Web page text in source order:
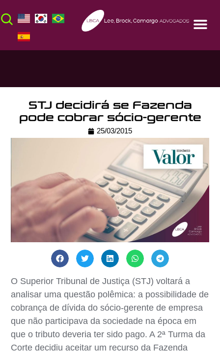
STJ decidirá se Fazenda
pode cobrar sócio-gerente
25/03/2015
O Superior Tribunal de Justiça (STJ) voltará a
analisar uma questão polêmica: a possibilidade de
cobrança de dívida do sócio-gerente de empresa
que não participava da sociedade na época em
que o tributo deveria ter sido pago. A 2ª Turma da
Corte decidiu aceitar um recurso da Fazenda